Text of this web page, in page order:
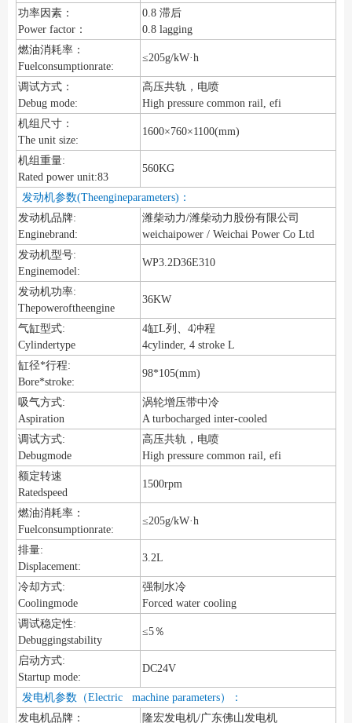
功率因素：
Power factor：
0.8 滞后
0.8 lagging
燃油消耗率：
Fuelconsumptionrate:
≤205g/kW·h
调试方式：
Debug mode:
高压共轨，电喷
High pressure common rail, efi
机组尺寸：
The unit size:
1600×760×1100(mm)
机组重量:
Rated power unit:83
560KG
发动机参数(Theengineparameters)：
发动机品牌:
Enginebrand:
潍柴动力/潍柴动力股份有限公司
weichaipower / Weichai Power Co Ltd
发动机型号:
Enginemodel:
WP3.2D36E310
发动机功率:
Thepoweroftheengine
36KW
气缸型式:
Cylindertype
4缸L列、4冲程
4cylinder, 4 stroke L
缸径*行程:
Bore*stroke:
98*105(mm)
吸气方式:
Aspiration
涡轮增压带中冷
A turbocharged inter-cooled
调试方式:
Debugmode
高压共轨，电喷
High pressure common rail, efi
额定转速
Ratedspeed
1500rpm
燃油消耗率：
Fuelconsumptionrate:
≤205g/kW·h
排量:
Displacement:
3.2L
冷却方式:
Coolingmode
强制水冷
Forced water cooling
调试稳定性:
Debuggingstability
≤5％
启动方式:
Startup mode:
DC24V
发电机参数（Electric machine parameters）：
发电机品牌：
隆宏发电机/广东佛山发电机